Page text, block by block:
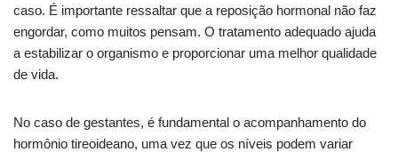
caso. É importante ressaltar que a reposição hormonal não faz
engordar, como muitos pensam. O tratamento adequado ajuda
a estabilizar o organismo e proporcionar uma melhor qualidade
de vida.
No caso de gestantes, é fundamental o acompanhamento do
hormônio tireoideano, uma vez que os níveis podem variar